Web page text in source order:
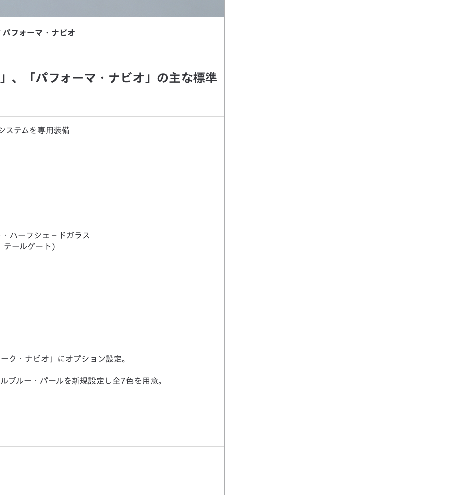
フォーマ・ナビオ
、「パフォーマ・ナビオ」の主な標準
ステムを専用装備
ハーフシェ－ドガラス
テールゲート)
ク・ナビオ」にオプション設定。
ブルー・パールを新規設定し全7色を用意。